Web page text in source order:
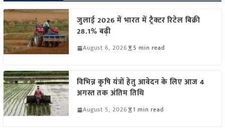
जुलाई 2026 में भारत में ट्रैक्टर रिटेल बिक्री
28.1% बढ़ी
August 6, 2026 5 min read
विभिन्न कृषि यंत्रों हेतु आवेदन के लिए आज 4
अगस्त तक अंतिम तिथि
August 5, 2026 1 min read